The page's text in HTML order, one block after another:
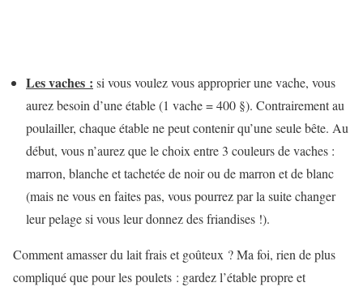
Les vaches : si vous voulez vous approprier une vache, vous
aurez besoin d’une étable (1 vache = 400 §). Contrairement au
poulailler, chaque étable ne peut contenir qu’une seule bête. Au
début, vous n’aurez que le choix entre 3 couleurs de vaches :
marron, blanche et tachetée de noir ou de marron et de blanc
(mais ne vous en faites pas, vous pourrez par la suite changer
leur pelage si vous leur donnez des friandises !).
Comment amasser du lait frais et goûteux ? Ma foi, rien de plus
compliqué que pour les poulets : gardez l’étable propre et